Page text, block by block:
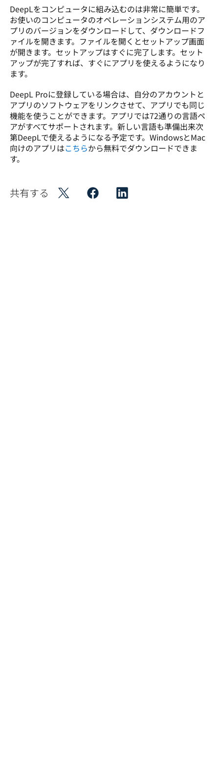
DeepLをコンピュータに組み込むのは非常に簡単です。
お使いのコンピュータのオペレーションシステム用のア
プリのバージョンをダウンロードして、ダウンロードフ
ァイルを開きます。ファイルを開くとセットアップ画面
が開きます。セットアップはすぐに完了します。セット
アップが完了すれば、すぐにアプリを使えるようになり
ます。
DeepL Proに登録している場合は、自分のアカウントと
アプリのソフトウェアをリンクさせて、アプリでも同じ
機能を使うことができます。アプリでは72通りの言語ペ
アがすべてサポートされます。新しい言語も準備出来次
第DeepLで使えるようになる予定です。WindowsとMac
向けのアプリはこちらから無料でダウンロードできま
す。
共有する